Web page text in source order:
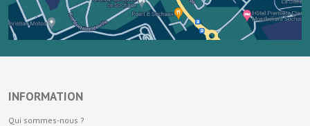
INFORMATION
Qui sommes-nous ?